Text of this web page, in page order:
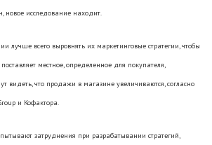
новое исследование находит.
лучше всего выровнять их маркетинговые стратегии, чтобы
местное, определенное для покупателя,
видеть, что продажи в магазине увеличиваются, согласно
и Кофактора.
затруднения при разрабатывании стратегий,